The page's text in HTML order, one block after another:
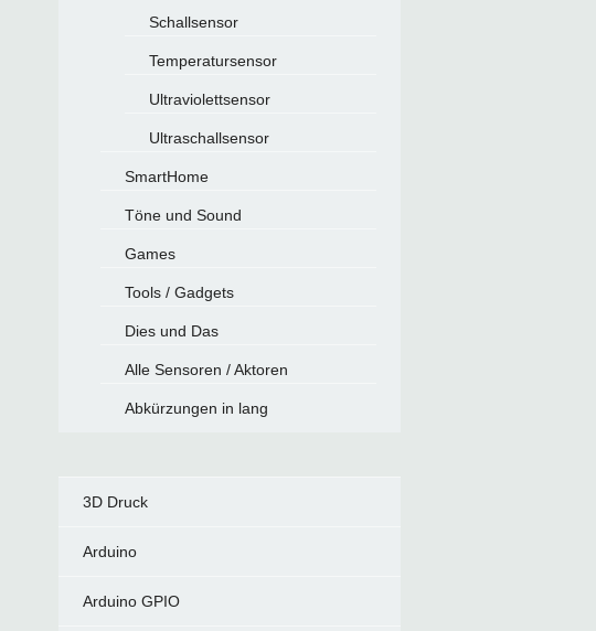
Schallsensor
Temperatursensor
Ultraviolettsensor
Ultraschallsensor
SmartHome
Töne und Sound
Games
Tools / Gadgets
Dies und Das
Alle Sensoren / Aktoren
Abkürzungen in lang
3D Druck
Arduino
Arduino GPIO